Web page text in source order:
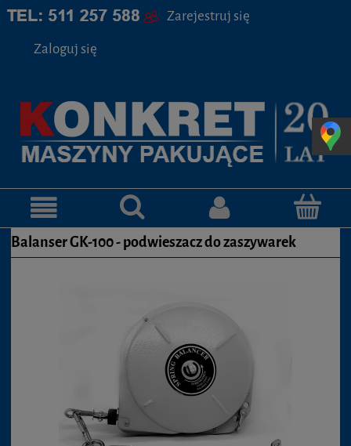
Zarejestruj się
Zaloguj się
Balanser GK-100 - podwieszacz do zaszywarek